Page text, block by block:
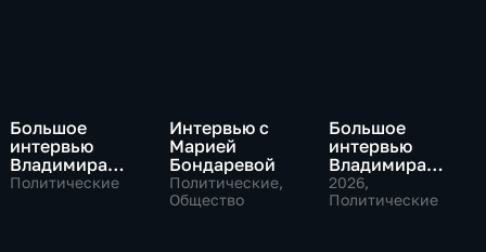
Большое
интервью
Владимира
Путина Сергею
Политические
Интервью с
Марией
Бондаревой
Политические,
Общество
Большое
интервью
Владимира
Соловьева
Роджеру
2026,
Политические